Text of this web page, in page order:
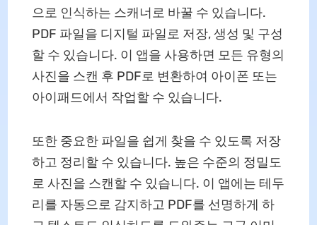
으로 인식하는 스캐너로 바꿀 수 있습니다.
PDF 파일을 디지털 파일로 저장, 생성 및 구성
할 수 있습니다. 이 앱을 사용하면 모든 유형의
사진을 스캔 후 PDF로 변환하여 아이폰 또는
아이패드에서 작업할 수 있습니다.
또한 중요한 파일을 쉽게 찾을 수 있도록 저장
하고 정리할 수 있습니다. 높은 수준의 정밀도
로 사진을 스캔할 수 있습니다. 이 앱에는 테두
리를 자동으로 감지하고 PDF를 선명하게 하